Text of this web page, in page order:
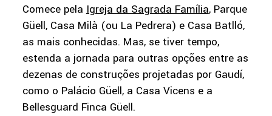
Comece pelaIgreja da Sagrada Família, Parque
Güell, Casa Milà (ou La Pedrera) e Casa Batlló,
as mais conhecidas. Mas, se tiver tempo,
estenda a jornada para outras opções entre as
dezenas de construções projetadas por Gaudí,
como o Palácio Güell, a Casa Vicens e a
Bellesguard Finca Güell.